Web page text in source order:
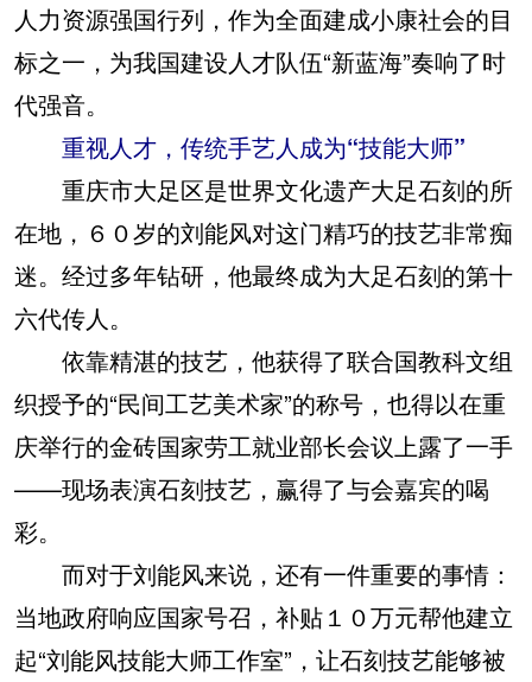
人力资源强国行列，作为全面建成小康社会的目
标之一，为我国建设人才队伍“新蓝海”奏响了时
代强音。
重视人才，传统手艺人成为“技能大师”
重庆市大足区是世界文化遗产大足石刻的所
在地，６０岁的刘能风对这门精巧的技艺非常痴
迷。经过多年钻研，他最终成为大足石刻的第十
六代传人。
依靠精湛的技艺，他获得了联合国教科文组
织授予的“民间工艺美术家”的称号，也得以在重
庆举行的金砖国家劳工就业部长会议上露了一手
——现场表演石刻技艺，赢得了与会嘉宾的喝
彩。
而对于刘能风来说，还有一件重要的事情：
当地政府响应国家号召，补贴１０万元帮他建立
起“刘能风技能大师工作室”，让石刻技艺能够被